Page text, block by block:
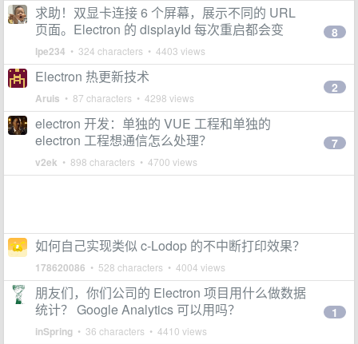
求助！双显卡连接 6 个屏幕，展示不同的 URL
页面。Electron 的 displayId 每次重启都会变
lpe234 • 324 characters • 4403 views
8
Electron 热更新技术
Aruis • 87 characters • 4298 views
2
electron 开发：单独的 VUE 工程和单独的
electron 工程想通信怎么处理？
v2ek • 898 characters • 4700 views
7
如何自己实现类似 c-Lodop 的不中断打印效果？
178620086 • 528 characters • 4004 views
朋友们，你们公司的 Electron 项目用什么做数据
统计？ Google Analytics 可以用吗？
inSpring • 36 characters • 4410 views
1